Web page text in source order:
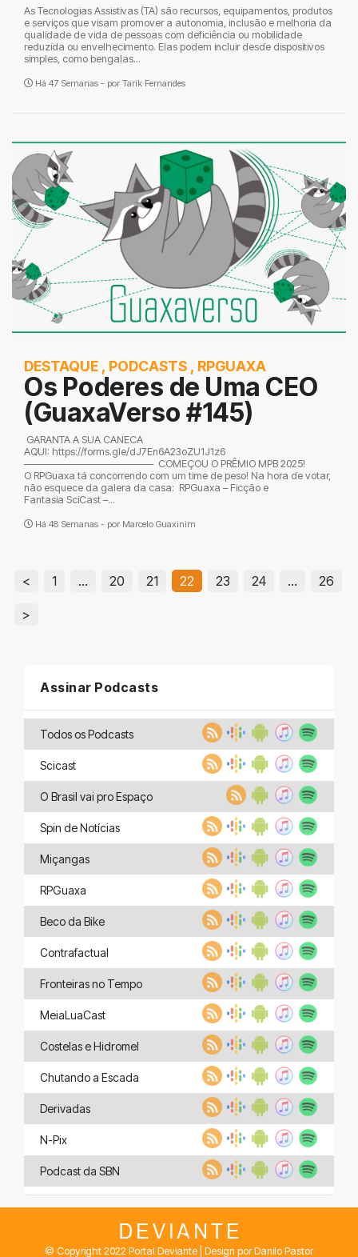
As Tecnologias Assistivas (TA) são recursos, equipamentos, produtos
e serviços que visam promover a autonomia, inclusão e melhoria da
qualidade de vida de pessoas com deficiência ou mobilidade
reduzida ou envelhecimento. Elas podem incluir desde dispositivos
simples, como bengalas...
Há 47 Semanas - por Tarik Fernandes
DESTAQUE , PODCASTS , RPGUAXA
Os Poderes de Uma CEO
(GuaxaVerso #145)
GARANTA A SUA CANECA
AQUI: https://forms.gle/dJ7En6A23oZU1J1z6
————————————– COMEÇOU O PRÊMIO MPB 2025!
O RPGuaxa tá concorrendo com um time de peso! Na hora de votar,
não esquece da galera da casa: RPGuaxa – Ficção e
Fantasia SciCast –...
Há 48 Semanas - por Marcelo Guaxinim
< 1 … 20 21 22 23 24 … 26
>
Assinar Podcasts
Todos os Podcasts
Scicast
O Brasil vai pro Espaço
Spin de Notícias
Miçangas
RPGuaxa
Beco da Bike
Contrafactual
Fronteiras no Tempo
MeiaLuaCast
Costelas e Hidromel
Chutando a Escada
Derivadas
N-Pix
Podcast da SBN
© Copyright 2022 Portal Deviante | Design por Danilo Pastor